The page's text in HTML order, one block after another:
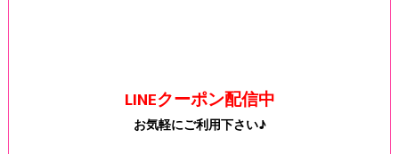
LINEクーポン配信中
お気軽にご利用下さい♪